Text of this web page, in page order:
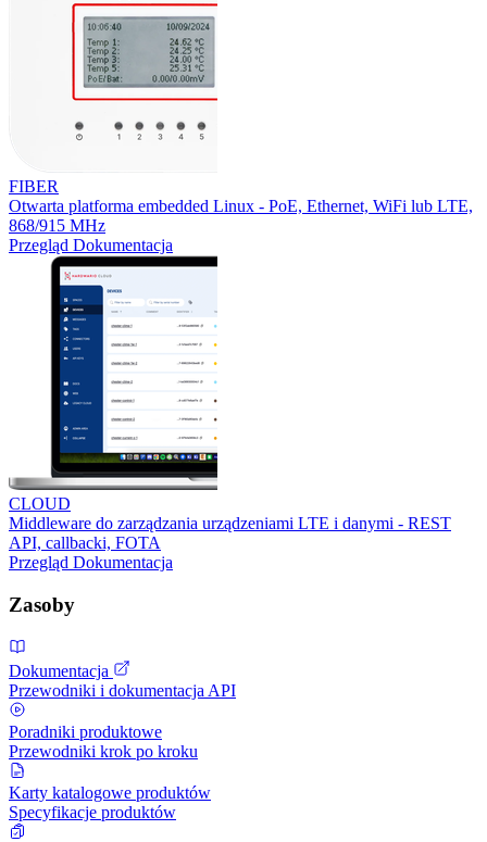
FIBER
Otwarta platforma embedded Linux - PoE, Ethernet, WiFi lub LTE,
868/915 MHz
Przegląd Dokumentacja
CLOUD
Middleware do zarządzania urządzeniami LTE i danymi - REST
API, callbacki, FOTA
Przegląd Dokumentacja
Zasoby
Dokumentacja
Przewodniki i dokumentacja API
Poradniki produktowe
Przewodniki krok po kroku
Karty katalogowe produktów
Specyfikacje produktów